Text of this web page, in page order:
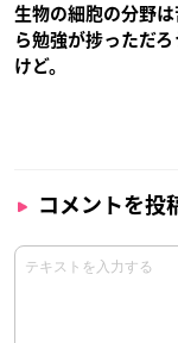
生物の細胞の分野
ら勉強が捗っただ
けど。
コメントを投